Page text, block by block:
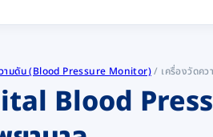
ามดัน (Blood Pressure Monitor)/ เครื่องวัดค
Blood